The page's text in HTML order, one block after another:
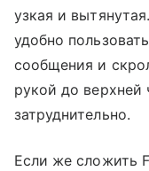
узкая и
удобно
сообщения и
рукой до
затруднительно.
Если же сложить